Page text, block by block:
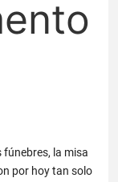
fúnebres, la misa
por hoy tan solo